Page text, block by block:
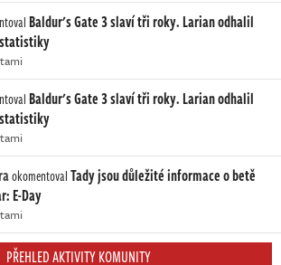
Baldur's Gate 3 slaví tři roky. Larian odhalil
Baldur's Gate 3 slaví tři roky. Larian odhalil
okomentovalTady jsou důležité informace o betě
E-Day
PŘEHLED AKTIVITY KOMUNITY